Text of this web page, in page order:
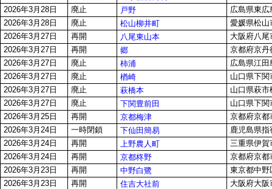
2026年3月28日
廃止 戸野
広島県東広
2026年3月28日
廃止 松山柳井町
愛媛県松山
2026年3月27日
再開 八尾東山本
大阪府八尾
2026年3月27日
再開 郷
京都府京丹
2026年3月27日
廃止 柿浦
広島県江
2026年3月27日
廃止 楢崎
山口県下関
2026年3月27日
廃止 萩橋本
山口県萩市
2026年3月27日
廃止 下関豊前田
山口県下関
2026年3月25日
再開 京都梅津
京都府京都
2026年3月24日
一時閉鎖 下仙田簡易
鹿児島県指
2026年3月24日
再開 上野農人町
三重県伊賀
2026年3月24日
再開 京都柊野
京都府京都
2026年3月23日
再開 中野白鷺
東京都中野
2026年3月23日
再開 住吉大社前
大阪府大